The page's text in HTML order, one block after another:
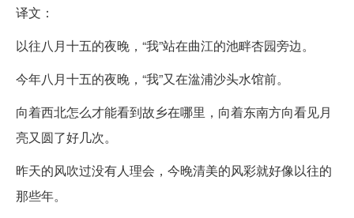
译文：
以往八月十五的夜晚，“我”站在曲江的池畔杏园旁边。
今年八月十五的夜晚，“我”又在湓浦沙头水馆前。
向着西北怎么才能看到故乡在哪里，向着东南方向看见月
亮又圆了好几次。
昨天的风吹过没有人理会，今晚清美的风彩就好像以往的
那些年。